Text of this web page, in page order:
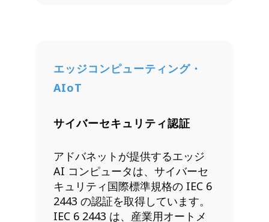
エッジコンピューティング・
AIoT
サイバーセキュリティ認証
アドバネットが提供するエッジ
AI コンピュータは、サイバーセ
キュリティ国際標準規格の IEC 6
2443 の認証を取得しています。
IEC 6 2443 は、産業用オートメ